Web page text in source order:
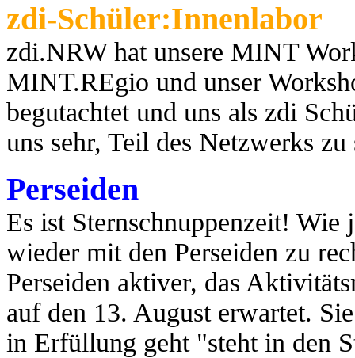
zdi-Schüler:Innenlabor
zdi.NRW hat unsere MINT
MINT.REgio und unser
begutachtet und uns als zdi
uns sehr, Teil des Netzwerks
Perseiden
Es ist Sternschnuppenzeit! Wie
wieder mit den Perseiden zu
Perseiden aktiver, das
auf den 13. August erwartet.
in Erfüllung geht "steht in den